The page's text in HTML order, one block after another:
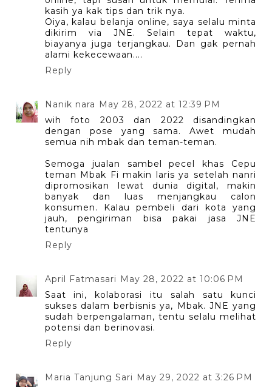
kasih ya kak tips dan trik nya.
Oiya, kalau belanja online, saya selalu minta
dikirim via JNE. Selain tepat waktu,
biayanya juga terjangkau. Dan gak pernah
alami kekecewaan....
Reply
Nanik nara
May 28, 2022 at 12:39 PM
wih foto 2003 dan 2022 disandingkan
dengan pose yang sama. Awet mudah
semua nih mbak dan teman-teman.
Semoga jualan sambel pecel khas Cepu
teman Mbak Fi makin laris ya setelah nanri
dipromosikan lewat dunia digital, makin
banyak dan luas menjangkau calon
konsumen. Kalau pembeli dari kota yang
jauh, pengiriman bisa pakai jasa JNE
tentunya
Reply
April Fatmasari
May 28, 2022 at 10:06 PM
Saat ini, kolaborasi itu salah satu kunci
sukses dalam berbisnis ya, Mbak. JNE yang
sudah berpengalaman, tentu selalu melihat
potensi dan berinovasi.
Reply
Maria Tanjung Sari
May 29, 2022 at 3:26 PM